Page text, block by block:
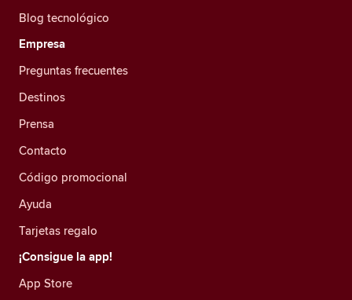
Blog tecnológico
Empresa
Preguntas frecuentes
Destinos
Prensa
Contacto
Código promocional
Ayuda
Tarjetas regalo
¡Consigue la app!
App Store